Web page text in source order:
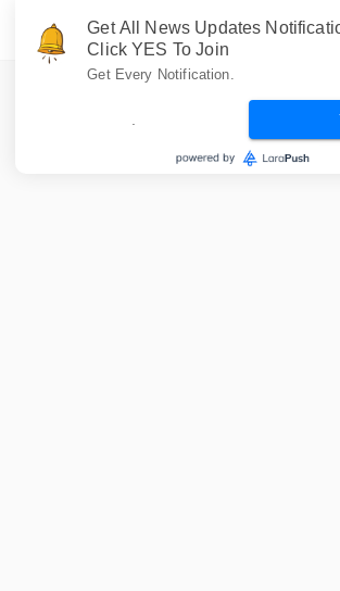
Get All News Updates
Click YES To Join
Get Every Notification.